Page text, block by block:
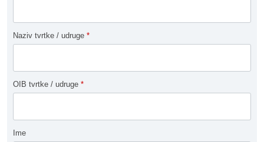
Naziv tvrtke / udruge *
OIB tvrtke / udruge *
Ime